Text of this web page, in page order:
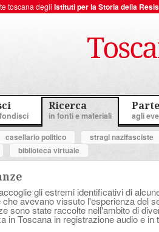
toscana degli Istituti per la Storia della
Ricerca
in fonti e materiali agli
casellario politico stragi nazifasciste
biblioteca virtuale
gli estremi identificativi di
che avevano vissuto l'esperienza del
sono state raccolte nell'ambito di
in Toscana in registrazione audio e